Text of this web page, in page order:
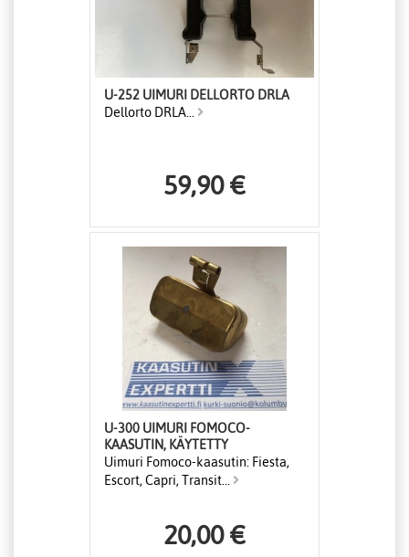
U-252 UIMURI DELLORTO DRLA
Dellorto DRLA...
59,90 €
U-300 UIMURI FOMOCO-
KAASUTIN, KÄYTETTY
Uimuri Fomoco-kaasutin: Fiesta,
Escort, Capri, Transit...
20,00 €